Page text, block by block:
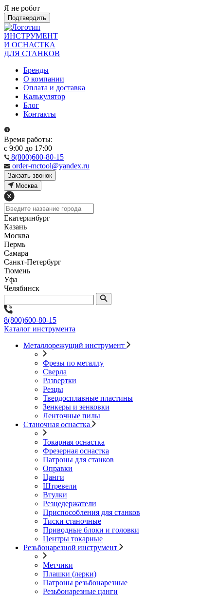
Я не робот
Подтвердить
ИНСТРУМЕНТ
И ОСНАСТКА
ДЛЯ СТАНКОВ
Бренды
О компании
Оплата и доставка
Калькулятор
Блог
Контакты
Время работы:
с 9:00 до 17:00
8(800)600-80-15
order-mctool@yandex.ru
Закзать звонок
Москва
Екатеринбург
Казань
Москва
Пермь
Самара
Санкт-Петербург
Тюмень
Уфа
Челябинск
8(800)600-80-15
Каталог инструмента
Металлорежущий инструмент
Фрезы по металлу
Сверла
Развертки
Резцы
Твердосплавные пластины
Зенкеры и зенковки
Ленточные пилы
Станочная оснастка
Токарная оснастка
Фрезерная оснастка
Патроны для станков
Оправки
Цанги
Штревели
Втулки
Резцедержатели
Приспособления для станков
Тиски станочные
Приводные блоки и головки
Центры токарные
Резьбонарезной инструмент
Метчики
Плашки (лерки)
Патроны резьбонарезные
Резьбонарезные цанги